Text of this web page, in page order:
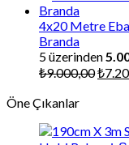
4x20 Metre
Branda
5 üzerinden
₺9.000,00₺
Öne Çıkanlar